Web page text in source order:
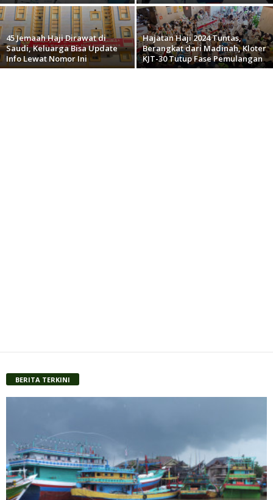
45 Jemaah Haji Dirawat di
Saudi, Keluarga Bisa Update
Info Lewat Nomor Ini
Hajatan Haji 2024 Tuntas,
Berangkat dari Madinah, Kloter
KJT-30 Tutup Fase Pemulangan
BERITA TERKINI